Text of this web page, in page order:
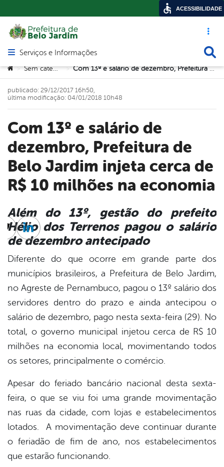
Acesso
Abrir menu principal de navegação
Serviços e Informações
Você está aqui:
> Sem categoria > Com 13º e salário de dezembro, Prefeitura de Belo Jardim injeta cerca de R$ 10 milhões na economia
Com 13º e salário de
dezembro, Prefeitura de
Belo Jardim injeta cerca de
R$ 10 milhões na economia
publicado: 29/12/2017 16h50,
última modificação: 04/01/2018 10h48
Além do 13º, gestão do prefeito
Hélio dos Terrenos pagou o salário
de dezembro antecipado
Diferente do que ocorre em grande parte dos
municípios brasileiros, a Prefeitura de Belo Jardim,
no Agreste de Pernambuco, pagou o 13º salário dos
servidores dentro do prazo e ainda antecipou o
salário de dezembro, pago nesta sexta-feira (29). No
total, o governo municipal injetou cerca de R$ 10
milhões na economia local, movimentando todos
os setores, principalmente o comércio.
Apesar do feriado bancário nacional desta sexta-
feira, o que se viu foi uma grande movimentação
nas ruas da cidade, com lojas e estabelecimentos
lotados. A movimentação deve continuar durante
o feriadão de fim de ano, nos estabelecimentos
que estarão funcionando.
Twitter
Linkedin
ACESSIBILIDADE